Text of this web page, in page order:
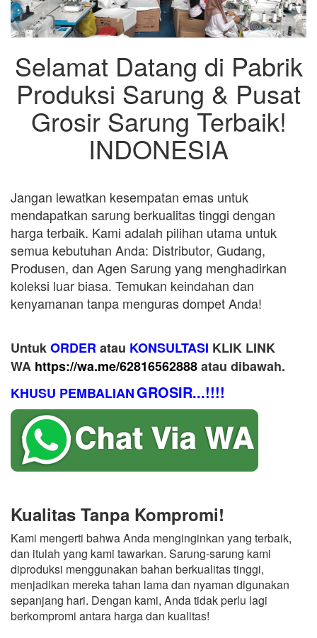
Selamat Datang di Pabrik
Produksi Sarung & Pusat
Grosir Sarung Terbaik!
INDONESIA
Jangan lewatkan kesempatan emas untuk
mendapatkan sarung berkualitas tinggi dengan
harga terbaik. Kami adalah pilihan utama untuk
semua kebutuhan Anda: Distributor, Gudang,
Produsen, dan Agen Sarung yang menghadirkan
koleksi luar biasa. Temukan keindahan dan
kenyamanan tanpa menguras dompet Anda!
UntukORDERatau KONSULTASI KLIK LINK
WA https://wa.me/62816562888​ atau dibawah.
KHUSU PEMBALIANGROSIR...!!!!
Kualitas Tanpa Kompromi!
Kami mengerti bahwa Anda menginginkan yang terbaik,
dan itulah yang kami tawarkan. Sarung-sarung kami
diproduksi menggunakan bahan berkualitas tinggi,
menjadikan mereka tahan lama dan nyaman digunakan
sepanjang hari. Dengan kami, Anda tidak perlu lagi
berkompromi antara harga dan kualitas!